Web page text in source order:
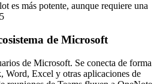
es más potente, aunque requiere una
de Microsoft
de Microsoft. Se conecta de forma
Word, Excel y otras aplicaciones de